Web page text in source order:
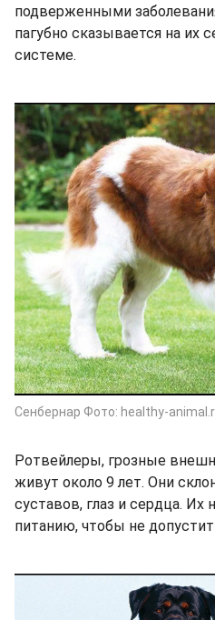
подверженными
пагубно сказывается на их
системе.
Сенбернар Фото: healthy-
Ротвейлеры, грозные
живут около 9 лет. Они
суставов, глаз и сердца. Их
питанию, чтобы не